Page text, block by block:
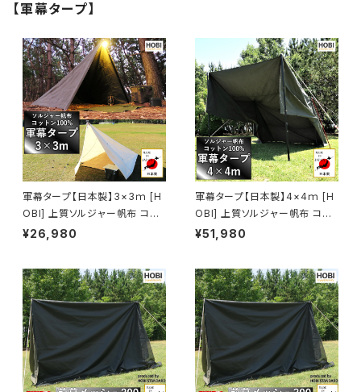
ャンプ レジャー ホビ 【MADE IN JA
【軍幕タープ】
軍幕タープ【日本製】3×3ｍ [H
OBI] 上質ソルジャー帆布 コット
ン100% [無骨でタフ] 強撥水パ
300×300 ホビ ブラックオリー
ブ/オフホワイト【MADE IN JAP
AN】
¥26,980
軍幕タープ【日本製】4×4ｍ [H
OBI] 上質ソルジャー帆布 コット
ン100% [無骨でタフ] 強撥水パ
400×400 ホビ ブラックオリー
ブ【MADE IN JAPAN】
¥51,980